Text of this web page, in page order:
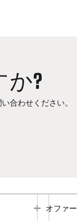
か?
合わせください。
Toggle
オファー